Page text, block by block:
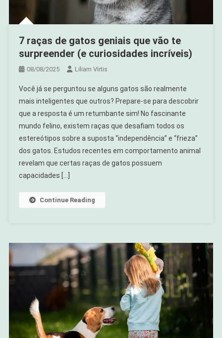
7 raças de gatos geniais que vão te
surpreender (e curiosidades incríveis)
08/08/2025 Liliam Virtis
Você já se perguntou se alguns gatos são realmente
mais inteligentes que outros? Prepare-se para descobrir
que a resposta é um retumbante sim! No fascinante
mundo felino, existem raças que desafiam todos os
estereótipos sobre a suposta “independência” e “frieza”
dos gatos. Estudos recentes em comportamento animal
revelam que certas raças de gatos possuem
capacidades […]
Continue Reading